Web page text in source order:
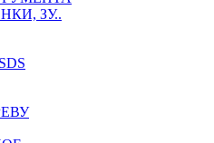
ЗУ..